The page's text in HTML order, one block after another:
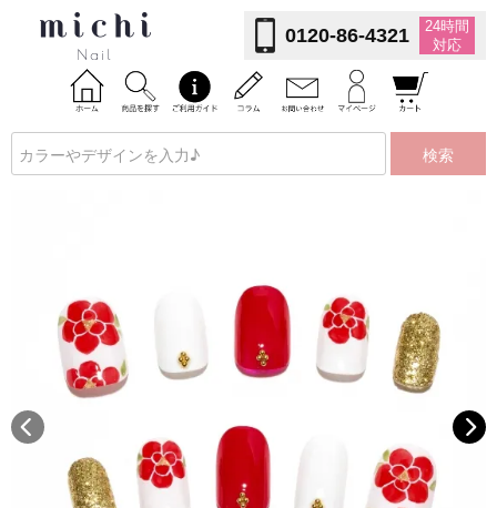
0120-86-4321
24時間
対応
検索